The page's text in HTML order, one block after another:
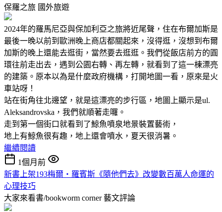
保羅之旅 國外旅遊
2024年的羅馬尼亞與保加利亞之旅將近尾聲，住在布爾加斯是
最後一晚以前到歐洲晚上商店都關起來，沒得逛，沒想到布爾
加斯的晚上還能去逛街，當然要去逛逛。我們從飯店前方的圓
環往前走出去，遇到公園右轉、再左轉，就看到了這一棟漂亮
的建築。原本以為是什麼政府機構，打開地圖一看，原來是火
車站呀！
站在街角往北邊望，就是這漂亮的步行區，地圖上顯示是ul.
Aleksandrovska，我們就順著走囉。
走到第一個街口就看到了鯨魚噴泉地景裝置藝術，
地上有鯨魚很有趣，地上還會噴水，夏天很消暑。
繼續閱讀
1個月前
新書上架193梅爾‧羅賓斯《隨他們去》改變數百萬人命運的
心理技巧
大家來看書/bookworm corner藝文評論